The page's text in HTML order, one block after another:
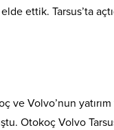
ettik. Tarsus’ta
ve Volvo’nun
Otokoç Volvo